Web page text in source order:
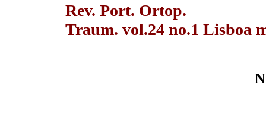
Rev. Port. Ortop.
Traum. vol.24 no.1 Lisboa